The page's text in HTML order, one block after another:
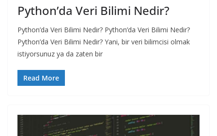
Python’da Veri Bilimi Nedir?
Python’da Veri Bilimi Nedir? Python’da Veri Bilimi Nedir?
Python’da Veri Bilimi Nedir? Yani, bir veri bilimcisi olmak
istiyorsunuz ya da zaten bir
Read More